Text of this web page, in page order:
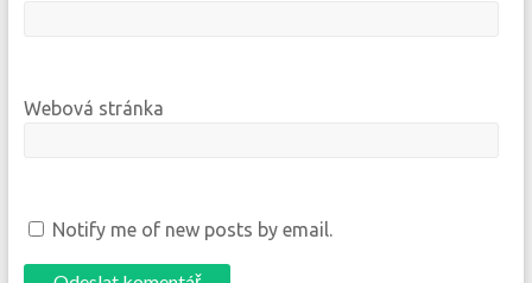
Webová stránka
Notify me of new posts by email.